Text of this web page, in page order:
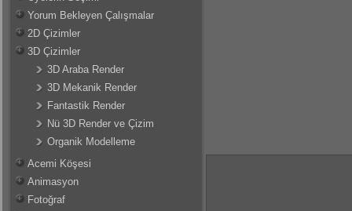
Yorum Bekleyen Çalışmalar
2D Çizimler
3D Çizimler
3D Araba Render
3D Mekanik Render
Fantastik Render
Nü 3D Render ve Çizim
Organik Modelleme
Acemi Köşesi
Animasyon
Fotoğraf